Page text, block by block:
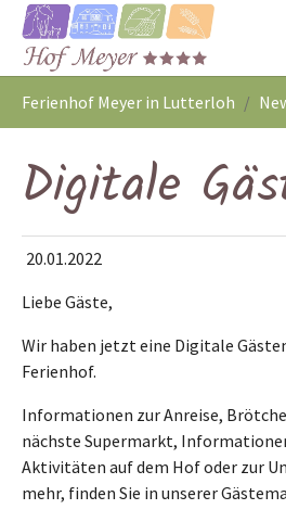
Ferienhof Meyer in Lutterloh
Digitale
20.01.2022
Liebe Gäste,
Wir haben jetzt eine Digitale
Ferienhof.
Informationen zur Anreise,
nächste Supermarkt,
Aktivitäten auf dem Hof oder zur
mehr, finden Sie in unserer